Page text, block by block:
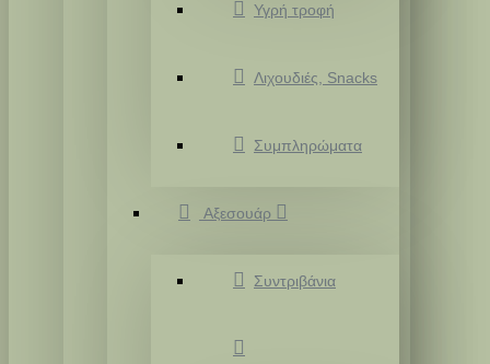
Υγρή τροφή
Λιχουδιές, Snacks
Συμπληρώματα
Αξεσουάρ
Συντριβάνια